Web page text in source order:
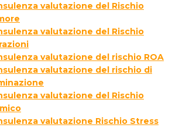
valutazione del Rischio
valutazione del Rischio
valutazione del rischio ROA
valutazione del rischio di
valutazione del Rischio
valutazione Rischio Stress